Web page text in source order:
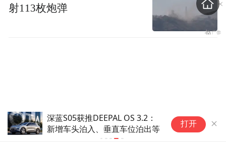
深蓝S05获推DEEPAL OS 3.2：
新增车头泊入、垂直车位泊出等
打开
射113枚炮弹